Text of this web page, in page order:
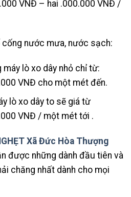
VNĐ – hai .000.000 VNĐ /
nước mưa, nước sạch:
lò xo dây nhỏ chỉ từ:
VNĐ cho một mét đến.
lò xo dây to sẽ giá từ
VNĐ / một mét tới .
Xã Đức Hòa Thượng
được những dành đầu tiên và
chăng nhất dành cho mọi